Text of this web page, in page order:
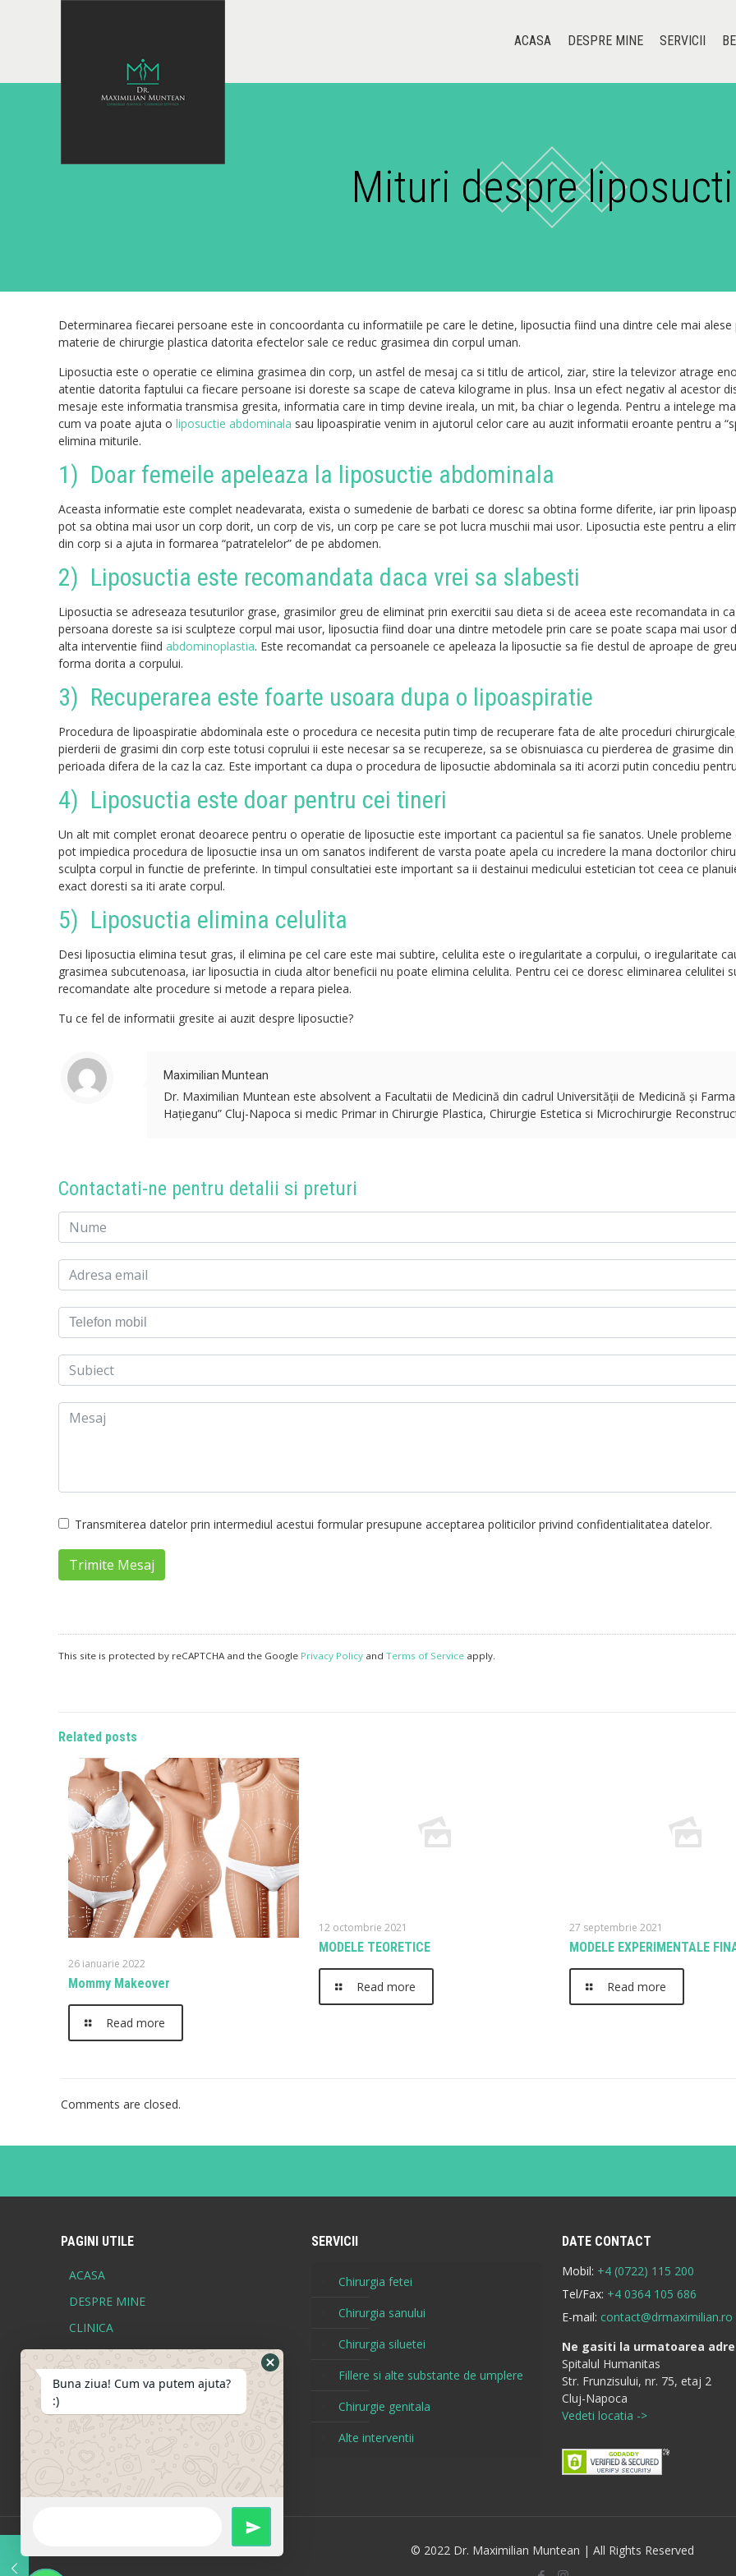
ACASA DESPRE MINE SERVICII
Mituri despre
Determinarea fiecarei persoane este in concoordanta cu informatiile pe care le detine, liposuctia fiind una dintre cele mai alese
materie de chirurgie plastica datorita efectelor sale ce reduc grasimea din corpul uman.
Liposuctia este o operatie ce elimina grasimea din corp, un astfel de mesaj ca si titlu de articol, ziar, stire la televizor atrage
atentie datorita faptului ca fiecare persoane isi doreste sa scape de cateva kilograme in plus. Insa un efect negativ al acestor
mesaje este informatia transmisa gresita, informatia care in timp devine ireala, un mit, ba chiar o legenda. Pentru a intelege
cum va poate ajuta oliposuctie abdominala sau lipoaspiratie venim in ajutorul celor care au auzit informatii eroante pentru a
elimina miturile.
1) Doar femeile apeleaza la liposuctie abdominala
Aceasta informatie este complet neadevarata, exista o sumedenie de barbati ce doresc sa obtina forme diferite, iar prin
pot sa obtina mai usor un corp dorit, un corp de vis, un corp pe care se pot lucra muschii mai usor. Liposuctia este pentru a
din corp si a ajuta in formarea “patratelelor” de pe abdomen.
2) Liposuctia este recomandata daca vrei sa slabesti
Liposuctia se adreseaza tesuturilor grase, grasimilor greu de eliminat prin exercitii sau dieta si de aceea este recomandata in
persoana doreste sa isi sculpteze corpul mai usor, liposuctia fiind doar una dintre metodele prin care se poate scapa mai usor
alta interventie fiindabdominoplastia. Este recomandat ca persoanele ce apeleaza la liposuctie sa fie destul de aproape de
forma dorita a corpului.
3) Recuperarea este foarte usoara dupa o lipoaspiratie
Procedura de lipoaspiratie abdominala este o procedura ce necesita putin timp de recuperare fata de alte proceduri
pierderii de grasimi din corp este totusi coprului ii este necesar sa se recupereze, sa se obisnuiasca cu pierderea de grasime
perioada difera de la caz la caz. Este important ca dupa o procedura de liposuctie abdominala sa iti acorzi putin concediu
4) Liposuctia este doar pentru cei tineri
Un alt mit complet eronat deoarece pentru o operatie de liposuctie este important ca pacientul sa fie sanatos. Unele probleme
pot impiedica procedura de liposuctie insa un om sanatos indiferent de varsta poate apela cu incredere la mana doctorilor
sculpta corpul in functie de preferinte. In timpul consultatiei este important sa ii destainui medicului estetician tot ceea ce
exact doresti sa iti arate corpul.
5) Liposuctia elimina celulita
Desi liposuctia elimina tesut gras, il elimina pe cel care este mai subtire, celulita este o iregularitate a corpului, o iregularitate
grasimea subcutenoasa, iar liposuctia in ciuda altor beneficii nu poate elimina celulita. Pentru cei ce doresc eliminarea celulitei
recomandate alte procedure si metode a repara pielea.
Tu ce fel de informatii gresite ai auzit despre liposuctie?
Maximilian Muntean
Dr. Maximilian Muntean este absolvent a Facultatii de Medicină din cadrul Universității de Medicină și
Hațieganu” Cluj-Napoca si medic Primar in Chirurgie Plastica, Chirurgie Estetica si Microchirurgie
Contactati-ne pentru detalii si preturi
Transmiterea datelor prin intermediul acestui formular presupune acceptarea politicilor privind confidentialitatea datelor.
Trimite Mesaj
This site is protected by reCAPTCHA and the Google Privacy Policy andTerms of Service apply.
Related posts
26 ianuarie 2022
Mommy Makeover
Read more
12 octombrie 2021
MODELE TEORETICE
Read more
27 septembrie 2021
MODELE EXPERIMENTALE
Read more
Comments are closed.
PAGINI UTILE
ACASA
DESPRE MINE
CLINICA
BEFORE - AFTER
BLOG
SERVICII
Chirurgia fetei
Chirurgia sanului
Chirurgia siluetei
Fillere si alte substante de umplere
Chirurgie genitala
Alte interventii
DATE CONTACT
Mobil: +4 (0722) 115 200
Tel/Fax: +4 0364 105 686
E-mail: contact@drmaximilian.ro
Ne gasiti la urmatoarea
Spitalul Humanitas
Str. Frunzisului, nr. 75, etaj 2
Cluj-Napoca
Vedeti locatia ->
© 2022 Dr. Maximilian Muntean | All Rights Reserved
Buna ziua! Cum va putem ajuta?
:)